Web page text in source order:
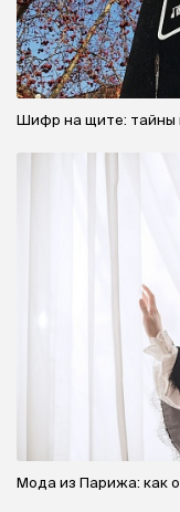
Шифр на щите: тайны
Мода из Парижа: как